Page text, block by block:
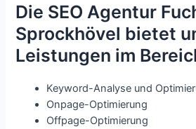
Die SEO Agentur
Sprockhövel bietet
Leistungen im
Keyword-Analyse und
Onpage-Optimierung
Offpage-Optimierung